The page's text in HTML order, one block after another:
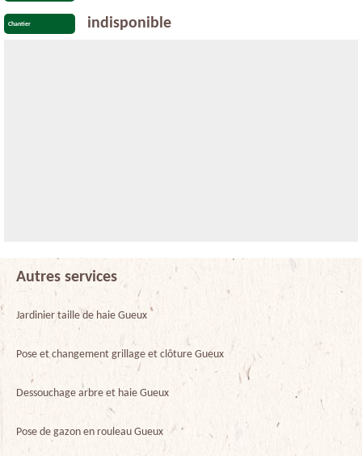
Chantier indisponible
Autres services
Jardinier taille de haie Gueux
Pose et changement grillage et clôture Gueux
Dessouchage arbre et haie Gueux
Pose de gazon en rouleau Gueux